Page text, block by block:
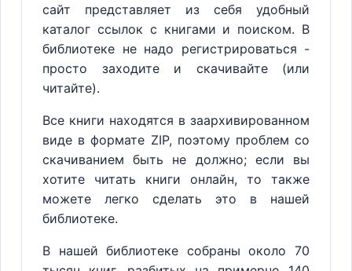
сайт представляет из себя удобный
каталог ссылок с книгами и поиском. В
библиотеке не надо регистрироваться -
просто заходите и скачивайте (или
читайте).
Все книги находятся в заархивированном
виде в формате ZIP, поэтому проблем со
скачиванием быть не должно; если вы
хотите читать книги онлайн, то также
можете легко сделать это в нашей
библиотеке.
В нашей библиотеке собраны около 70